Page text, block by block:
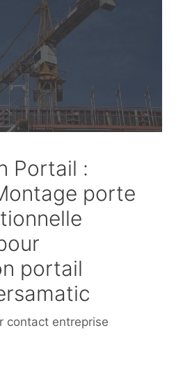
Portail :
porte
portail
contact entreprise